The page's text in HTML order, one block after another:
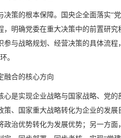
决策的根本保障。国央企全面落实“
，明确党委在重大决策中的前置研
参与战略规划、经营决策的具体流
。
融合的核心方向
心是实现企业战略与国家战略、党
策、国家重大战略转化为企业的发
政治优势转化为发展优势；另一方